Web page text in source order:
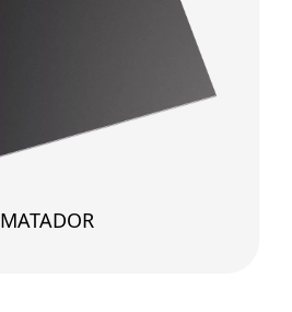
MATADOR